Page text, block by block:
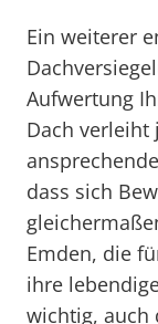
Ein weiterer
Aufwertung
Dach verleiht
dass sich
Emden, die
ihre
wichtig, auch